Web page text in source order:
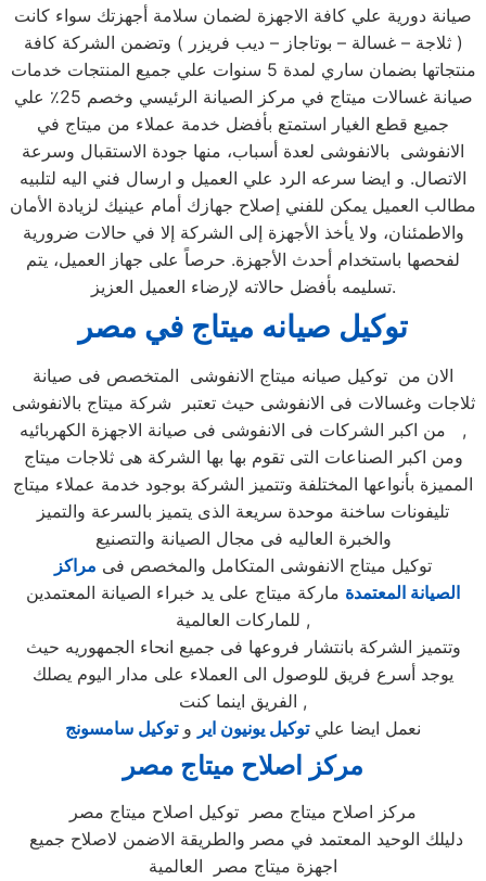
صيانة دورية علي كافة الاجهزة لضمان سلامة أجهزتك سواء كانت
( ثلاجة – غسالة – بوتاجاز – ديب فريزر ) وتضمن الشركة كافة
منتجاتها بضمان ساري لمدة 5 سنوات علي جميع المنتجات خدمات
صيانة غسالات ميتاج في مركز الصيانة الرئيسي وخصم 25٪ علي
جميع قطع الغيار استمتع بأفضل خدمة عملاء من ميتاج في
الانفوشى بالانفوشى لعدة أسباب، منها جودة الاستقبال وسرعة
الاتصال. و ايضا سرعه الرد علي العميل و ارسال فني اليه لتلبيه
مطالب العميل يمكن للفني إصلاح جهازك أمام عينيك لزيادة الأمان
والاطمئنان، ولا يأخذ الأجهزة إلى الشركة إلا في حالات ضرورية
لفحصها باستخدام أحدث الأجهزة. حرصاً على جهاز العميل، يتم
تسليمه بأفضل حالاته لإرضاء العميل العزيز.
توكيل صيانه ميتاج في مصر
الان من توكيل صيانه ميتاج الانفوشى المتخصص فى صيانة
ثلاجات وغسالات فى الانفوشى حيث تعتبر شركة ميتاج بالانفوشى
من اكبر الشركات فى الانفوشى فى صيانة الاجهزة الكهربائيه ,
ومن اكبر الصناعات التى تقوم بها بها الشركة هى ثلاجات ميتاج
المميزة بأنواعها المختلفة وتتميز الشركة بوجود خدمة عملاء ميتاج
تليفونات ساخنة موحدة سريعة الذى يتميز بالسرعة والتميز
والخبرة العاليه فى مجال الصيانة والتصنيع
توكيل ميتاج الانفوشى المتكامل والمخصص فى مراكز
الصيانة المعتمدة ماركة ميتاج على يد خبراء الصيانة المعتمدين
للماركات العالمية ,
وتتميز الشركة بانتشار فروعها فى جميع انحاء الجمهوريه حيث
يوجد أسرع فريق للوصول الى العملاء على مدار اليوم يصلك
الفريق اينما كنت ,
نعمل ايضا عليتوكيل يونيون اير وتوكيل سامسونج
مركز اصلاح ميتاج مصر
مركز اصلاح ميتاج مصر توكيل اصلاح ميتاج مصر
اجهزة ميتاج مصر العالمية